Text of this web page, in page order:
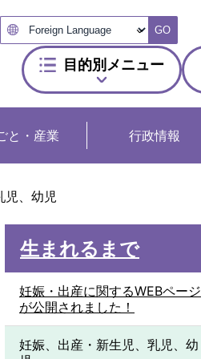
GO
目的別メニュー
と・産業 行政情報
児、幼児
生まれるまで
妊娠・出産に関するWEBページ
が公開されました！
妊娠、出産・新生児、乳児、幼